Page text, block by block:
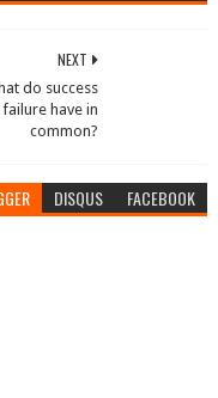
NEXT
do success
have in
common?
DISQUS FACEBOOK